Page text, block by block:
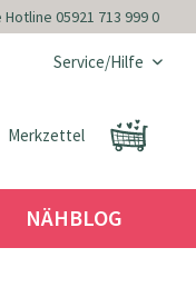
Hotline 05921 713 999 0
Service/Hilfe
Merkzettel
NÄHBLOG